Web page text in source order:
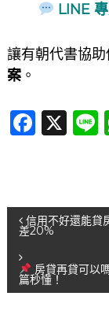
LINE 專
讓有朝代書協
案。
F
b
o
k
X
文
章
導
信用不好還能貸
差20%
房貸再貸可以
篇秒懂！